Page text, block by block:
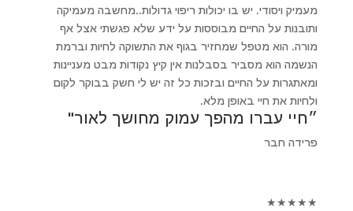
מעמיק ויסודי. יש בו יכולות ריפוי גדולות..מחשבה מעמיקה
ותובנות על החיים מבוססות על ידע שלא פגשתי אצל אף
מורה. הוא מטפל שמחזיר בגוף את התשוקה לחיות וברמת
הנשמה הוא מסביר בסבלנות אין קיץ נקודות מבט מעניינות
ומאתגרות על החיים ובזכות כל זה יש לי חשק בבוקר לקום
ולחיות את חיי באופן מלא.
״חיי עברו מהפך עמוק מחושך לאור"
פרידה חבר
★
★
★
★
★